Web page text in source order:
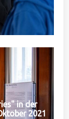
in der
2021